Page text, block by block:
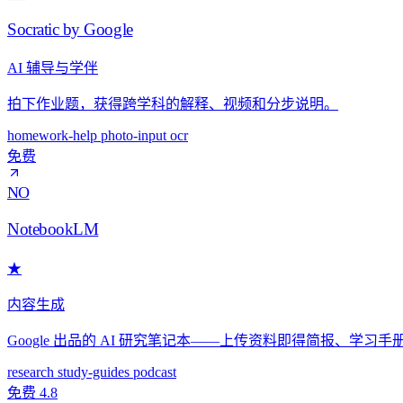
Socratic by Google
AI 辅导与学伴
拍下作业题，获得跨学科的解释、视频和分步说明。
homework-help photo-input ocr
免费
NO
NotebookLM
★
内容生成
Google 出品的 AI 研究笔记本——上传资料即得简报、学习手
research study-guides podcast
免费 4.8